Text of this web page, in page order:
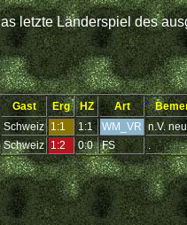
letzte Länderspiel des
Gast Erg HZ Art
Schweiz 1:1 1:1 WM_VR n.V.
Schweiz 1:2 0:0 FS .